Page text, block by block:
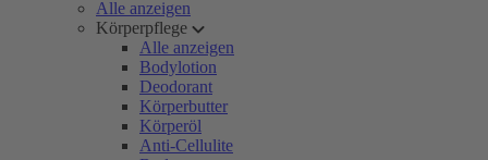
Alle anzeigen
Körperpflege
Alle anzeigen
Bodylotion
Deodorant
Körperbutter
Körperöl
Anti-Cellulite